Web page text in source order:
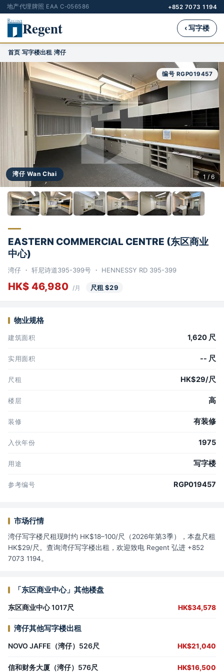
地产代理牌照 EAA C-056586 +852 7073 1194
Regent ‹ 写字楼
首页›写字楼出租›湾仔
湾仔 Wan Chai
编号 RGP019457
1 / 6
EASTERN COMMERCIAL CENTRE (东区商业
中心)
湾仔 ・ 轩尼诗道395-399号 ・ HENNESSY RD 395-399
HK$ 46,980 /月 尺租 $29
物业规格
建筑面积 1,620 尺
实用面积 -- 尺
尺租 HK$29/尺
楼层 高
装修 有装修
入伙年份 1975
用途 写字楼
参考编号 RGP019457
市场行情
湾仔写字楼尺租现时约 HK$18–100/尺（2026年第3季），本盘尺租
HK$29/尺。查询湾仔写字楼出租，欢迎致电 Regent 弘进 +852
7073 1194。
「东区商业中心」其他楼盘
东区商业中心 1017尺 HK$34,578
湾仔其他写字楼出租
NOVO JAFFE（湾仔）526尺 HK$21,040
信和财务大厦（湾仔）576尺 HK$16,500